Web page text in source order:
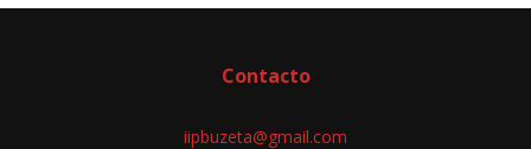
Contacto
iipbuzeta@gmail.com